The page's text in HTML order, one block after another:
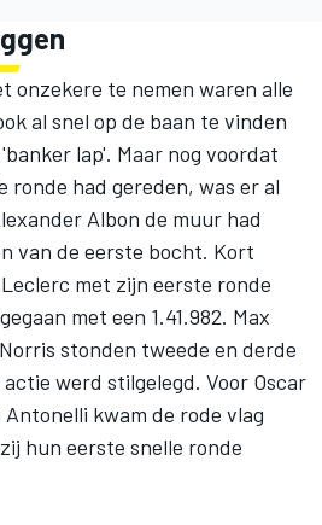
onzekere te nemen waren alle
al snel op de baan te vinden
lap'. Maar nog voordat
ronde had gereden, was er al
Albon de muur had
van de eerste bocht. Kort
met zijn eerste ronde
met een 1.41.982. Max
stonden tweede en derde
werd stilgelegd. Voor Oscar
Antonelli kwam de rode vlag
hun eerste snelle ronde